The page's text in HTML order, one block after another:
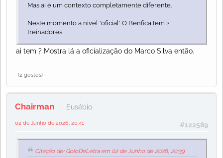
Mas ai è um contexto completamente diferente.
Neste momento a nivel 'oficial' O Benfica tem 2
treinadores
ai tem ? Mostra lá a oficialização do Marco Silva então.
(2 gostos)
Chairman Eusébio
#122589
02 de Junho de 2026, 20:41
Citação de: GoloDeLetra em 02 de Junho de 2026, 20:39